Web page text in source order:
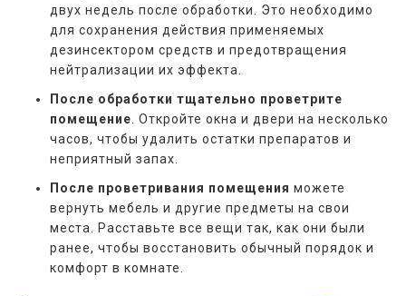
двух недель после обработки. Это необходимо
для сохранения действия применяемых
дезинсектором средств и предотвращения
нейтрализации их эффекта.
После обработки тщательно проветрите
помещение . Откройте окна и двери на несколько
часов, чтобы удалить остатки препаратов и
неприятный запах.
После проветривания помещения можете
вернуть мебель и другие предметы на свои
места. Расставьте все вещи так, как они были
ранее, чтобы восстановить обычный порядок и
комфорт в комнате.